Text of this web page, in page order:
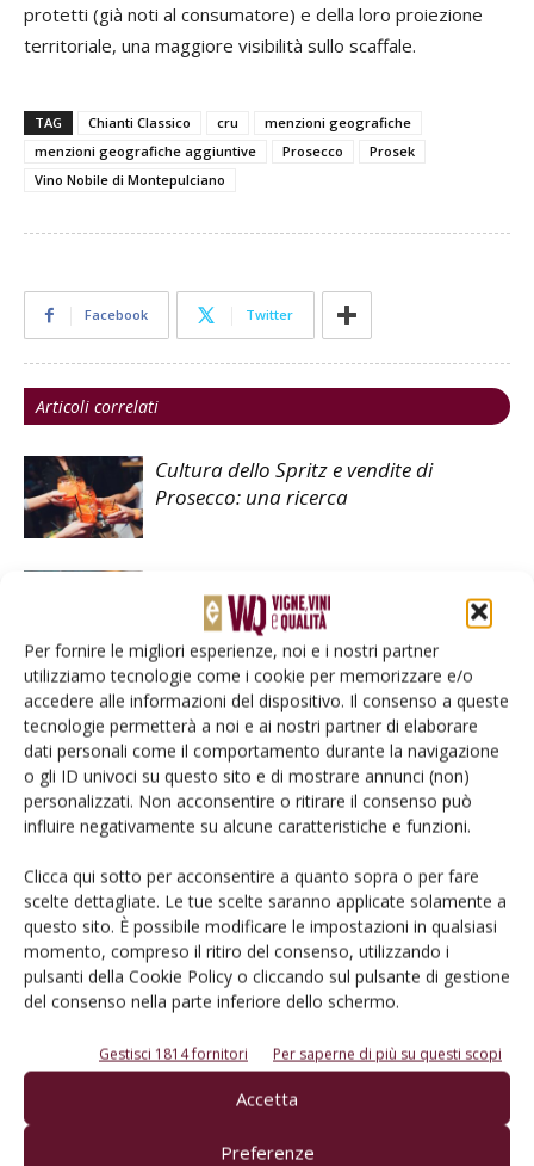
Per fornire le migliori esperienze, noi e i nostri partner
utilizziamo tecnologie come i cookie per memorizzare e/o
accedere alle informazioni del dispositivo. Il consenso a queste
tecnologie permetterà a noi e ai nostri partner di elaborare
dati personali come il comportamento durante la navigazione
o gli ID univoci su questo sito e di mostrare annunci (non)
personalizzati. Non acconsentire o ritirare il consenso può
influire negativamente su alcune caratteristiche e funzioni.
Clicca qui sotto per acconsentire a quanto sopra o per fare
scelte dettagliate. Le tue scelte saranno applicate solamente a
questo sito. È possibile modificare le impostazioni in qualsiasi
momento, compreso il ritiro del consenso, utilizzando i
pulsanti della Cookie Policy o cliccando sul pulsante di gestione
del consenso nella parte inferiore dello schermo.
Gestisci 1814 fornitori Per saperne di più su questi scopi
Accetta
Preferenze
protetti (già noti al consumatore) e della loro proiezione
territoriale, una maggiore visibilità sullo scaffale.
TAG Chianti Classico cru
menzioni geografiche
menzioni geografiche aggiuntive
Prosecco
Prosek
Vino Nobile di Montepulciano
Facebook Twitter
Articoli correlati
Cultura dello Spritz e vendite di
Prosecco: una ricerca
nella percezione del consumatore
Italian Wine Brands, positiva la
semestrale 2023
LASCIA UN COMMENTO